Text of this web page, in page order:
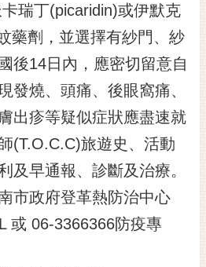
瑞丁(picaridin)或伊默克
藥劑，並選擇有紗門、紗
後14日內，應密切留意自
發燒、頭痛、後眼窩痛、
出疹等疑似症狀應盡速就
(T.O.C.C)旅遊史、活動
及早通報、診斷及治療。
市政府登革熱防治中心
或 06-3366366防疫專